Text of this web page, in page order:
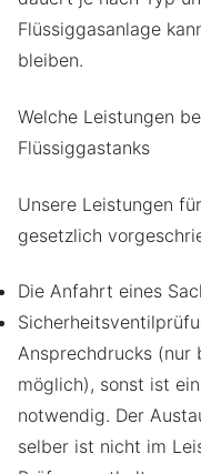
Flüssiggasanlage
bleiben.
Welche Leistungen
Flüssiggastanks
Unsere Leistungen
gesetzlich
Die Anfahrt eines
Ansprechdrucks (nur
möglich), sonst ist
notwendig. Der
selber ist nicht im